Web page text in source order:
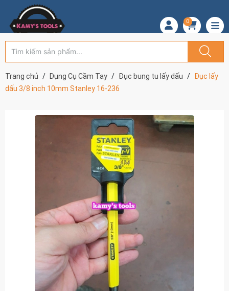
0
Trang chủ Dụng Cụ Cầm Tay Đục bung tu lấy dấu
Đục lấy
dấu 3/8 inch 10mm Stanley 16-236